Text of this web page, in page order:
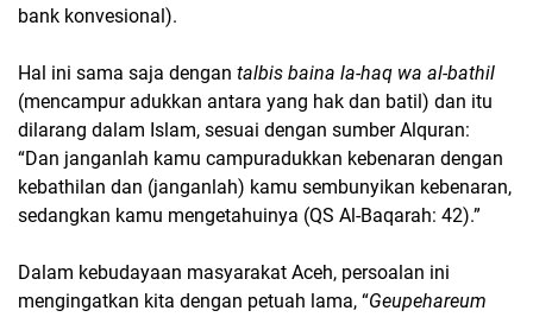
bank konvesional).
Hal ini sama saja dengan talbis baina la-haq wa al-bathil
(mencampur adukkan antara yang hak dan batil) dan itu
dilarang dalam Islam, sesuai dengan sumber Alquran:
“Dan janganlah kamu campuradukkan kebenaran dengan
kebathilan dan (janganlah) kamu sembunyikan kebenaran,
sedangkan kamu mengetahuinya (QS Al-Baqarah: 42).”
Dalam kebudayaan masyarakat Aceh, persoalan ini
mengingatkan kita dengan petuah lama, “Geupehareum